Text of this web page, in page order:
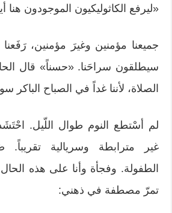
«ليرفع الكاثوليكيون الموجودون هنا
جميعنا مؤمنين وغيرَ مؤمنين، رَفَعنا
سيطلقون سراحَنا. «حسناً» قال
الصلاة، لأننا غداً في الصباح
لم أسْتطع النوم طوال اللّيل.
غير مترابطة وسريالية
الطفولة. وفجأة وأنا على هذه
تمرّ مصطفة في ذهني: